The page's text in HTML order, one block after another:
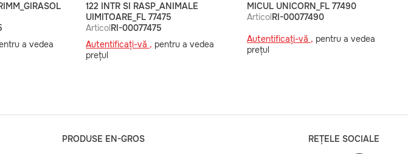
a vedea
122 INTR SI RASP_ANIMALE
UIMITOARE_FL 77475
ArticolRI-00077475
Autentificați-vă , pentru a vedea
prețul
MICUL UNICORN_FL 77490
ArticolRI-00077490
Autentificați-vă , pentru a vedea
prețul
PRODUSE EN-GROS REȚELE SOCIALE